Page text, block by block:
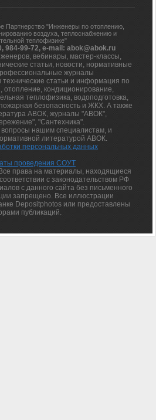
Партнерство "Инженеры по отоплению,
воздуха, теплоснабжению и
теплофизике"
984-99-72, e-mail: abok@abok.ru
вебинары, мастер-классы,
статьи, новости, нормативные
журналы
статьи и информация по
отопление, кондиционирование,
теплофизика, водоподготовка,
безопасность и ЖКХ. А также
АВОК, журналы "АВОК",
"Сантехника".
нашим специалистам, и
литературой АВОК.
персональных данных
проведения СОУТ
права на материалы, находящиеся
с законодательством РФ
с данного сайта без письменного
запрещено. Все иллюстрации
Depositphotos или предоставлены
публикаций.